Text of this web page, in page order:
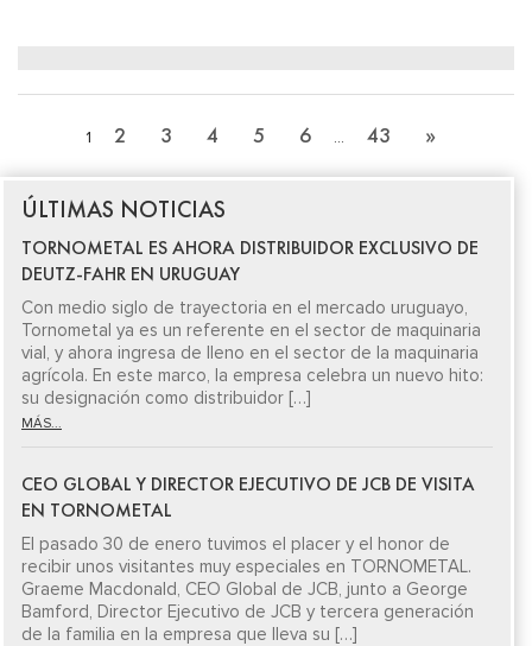
1 2 3 4 5 6 … 43 »
ÚLTIMAS NOTICIAS
TORNOMETAL ES AHORA DISTRIBUIDOR EXCLUSIVO DE
DEUTZ-FAHR EN URUGUAY
Con medio siglo de trayectoria en el mercado uruguayo,
Tornometal ya es un referente en el sector de maquinaria
vial, y ahora ingresa de lleno en el sector de la maquinaria
agrícola. En este marco, la empresa celebra un nuevo hito:
su designación como distribuidor […]
MÁS...
CEO GLOBAL Y DIRECTOR EJECUTIVO DE JCB DE VISITA
EN TORNOMETAL
El pasado 30 de enero tuvimos el placer y el honor de
recibir unos visitantes muy especiales en TORNOMETAL.
Graeme Macdonald, CEO Global de JCB, junto a George
Bamford, Director Ejecutivo de JCB y tercera generación
de la familia en la empresa que lleva su […]